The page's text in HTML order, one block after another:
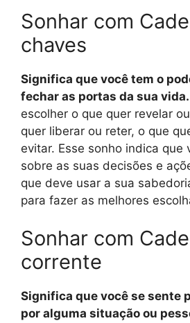
Sonhar com
chaves
Significa que você tem o
fechar as portas da sua vida.
escolher o que quer revelar
quer liberar ou reter, o que
evitar. Esse sonho indica que
sobre as suas decisões e
que deve usar a sua
para fazer as melhores
Sonhar com
corrente
Significa que você se sente
por alguma situação ou